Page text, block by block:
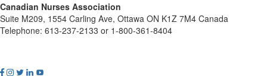
Canadian Nurses Association
Suite M209, 1554 Carling Ave, Ottawa ON K1Z 7M4 Canada
Telephone: 613-237-2133 or 1-800-361-8404